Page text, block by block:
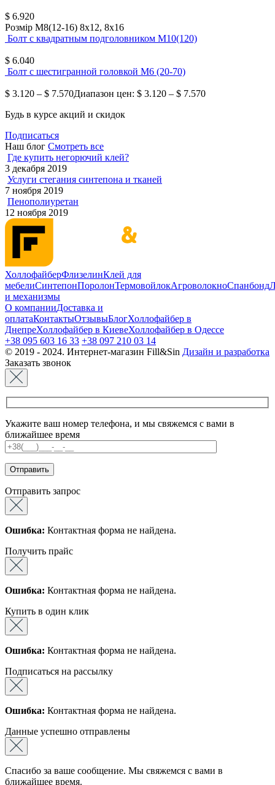
$ 6.920
Розмір М8(12-16) 8х12, 8х16
Болт с квадратным подголовником М10(120)
$ 6.040
Болт с шестигранной головкой М6 (20-70)
$ 3.120 – $ 7.570Диапазон цен: $ 3.120 – $ 7.570
Будь в курсе акций и скидок
Подписаться
Наш блог Смотреть все
Где купить негорючий клей?
3 декабря 2019
Услуги стегания синтепона и тканей
7 ноября 2019
Пенополиуретан
12 ноября 2019
ХоллофайберФлизелинКлей для
мебелиСинтепонПоролонТермовойлокАгроволокноСпанбонд
и механизмы
О компанииДоставка и
оплатаКонтактыОтзывыБлогХоллофайбер в
ДнепреХоллофайбер в КиевеХоллофайбер в Одессе
+38 095 603 16 33 +38 097 210 03 14
© 2019 - 2024. Интернет-магазин Fill&Sin Дизайн и разработка
Заказать звонок
Укажите ваш номер телефона, и мы свяжемся с вами в
ближайшее время
Отправить запрос
Ошибка: Контактная форма не найдена.
Получить прайс
Ошибка: Контактная форма не найдена.
Купить в один клик
Ошибка: Контактная форма не найдена.
Подписаться на рассылку
Ошибка: Контактная форма не найдена.
Данные успешно отправлены
Спасибо за ваше сообщение. Мы свяжемся с вами в
ближайшее время.